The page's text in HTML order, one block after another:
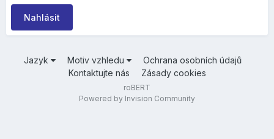
Nahlásit
Jazyk Motiv vzhledu
Ochrana osobních údajů
Kontaktujte nás
Zásady cookies
roBERT
Powered by Invision Community